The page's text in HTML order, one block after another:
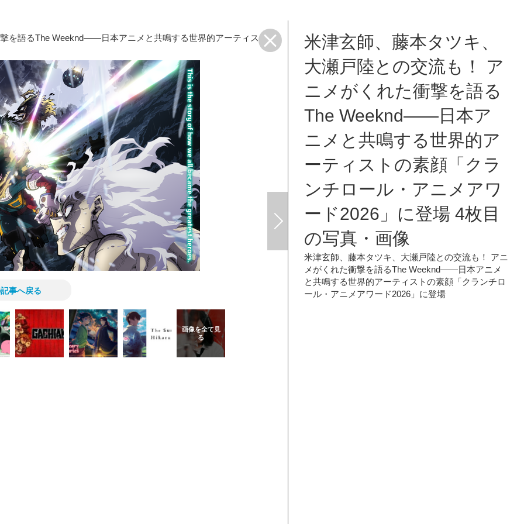
を語るThe Weeknd――日本アニメと共鳴する世界的アーティストの
事へ戻る
米津玄師、藤本タツキ、
大瀬戸陸との交流も！ ア
ニメがくれた衝撃を語る
The Weeknd――日本ア
ニメと共鳴する世界的ア
ーティストの素顔「クラ
ンチロール・アニメアワ
ード2026」に登場 4枚目
の写真・画像
米津玄師、藤本タツキ、大瀬戸陸との交流も！ アニ
メがくれた衝撃を語るThe Weeknd――日本アニメ
と共鳴する世界的アーティストの素顔「クランチロ
ール・アニメアワード2026」に登場